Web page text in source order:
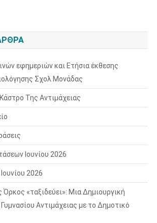
εφημεριών και Ετήσια έκθεσης
Σχολ Μονάδας
Της Αντιμάχειας
Ιουνίου 2026
2026
Όρκος «ταξιδεύει»: Μια Δημιουργική
Αντιμάχειας με το Δημοτικό